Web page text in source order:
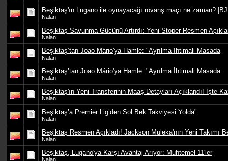
Beşiktaş'ın Lugano ile oynayacağı rövanş maçı ne zaman?
Nalan
Beşiktaş Savunma Gücünü Artırdı: Yeni Stoper Resmen
Nalan
Beşiktaş’tan Joao Mário'ya Hamle: "Ayrılma İhtimali Masada
Nalan
Beşiktaş’tan Joao Mário'ya Hamle: "Ayrılma İhtimali Masada
Nalan
Beşiktaş'ın Yeni Transferinin Maaş Detayları Açıklandı! İşte
Nalan
Beşiktaş’a Premier Lig’den Sol Bek Takviyesi Yolda"
Nalan
Beşiktaş Resmen Açıkladı! Jackson Muleka'nın Yeni Takımı
Nalan
Beşiktaş, Lugano'ya Karşı Avantaj Arıyor: Muhtemel 11'ler
Nalan